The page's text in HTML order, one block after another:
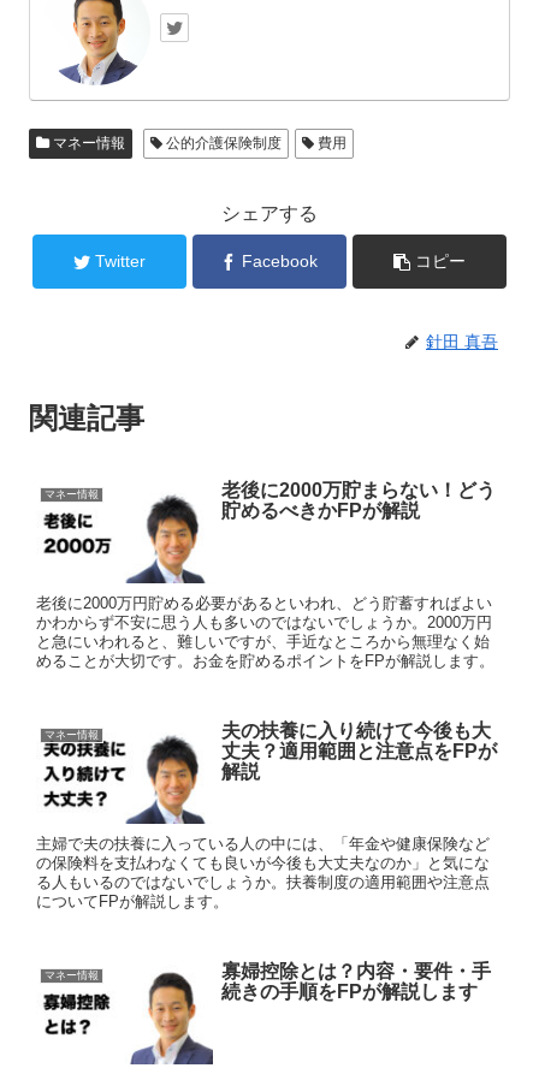
マネー情報 公的介護保険制度 費用
シェアする
Twitter Facebook コピー
針田 真吾
関連記事
マネー情報
老後に2000万貯まらない！どう
貯めるべきかFPが解説
老後に2000万円貯める必要があるといわれ、どう貯蓄すればよい
かわからず不安に思う人も多いのではないでしょうか。2000万円
と急にいわれると、難しいですが、手近なところから無理なく始
めることが大切です。お金を貯めるポイントをFPが解説します。
マネー情報
夫の扶養に入り続けて今後も大
丈夫？適用範囲と注意点をFPが
解説
主婦で夫の扶養に入っている人の中には、「年金や健康保険など
の保険料を支払わなくても良いが今後も大丈夫なのか」と気にな
る人もいるのではないでしょうか。扶養制度の適用範囲や注意点
についてFPが解説します。
マネー情報
寡婦控除とは？内容・要件・手
続きの手順をFPが解説します